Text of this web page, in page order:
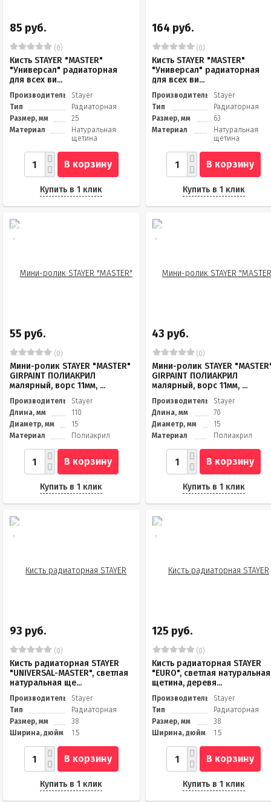
85 руб.
(0)
Кисть STAYER "MASTER"
"Универсал" радиаторная
для всех ви...
Производитель
Stayer
Тип
Радиаторная
Размер, мм
25
Материал
Натуральная
щетина
В корзину
Купить в 1 клик
164 руб.
(0)
Кисть STAYER "MASTER"
"Универсал" радиаторная
для всех ви...
Производитель
Stayer
Тип
Радиаторная
Размер, мм
63
Материал
Натуральная
щетина
В корзину
Купить в 1 клик
55 руб.
(0)
Мини-ролик STAYER "MASTER"
GIRPAINT ПОЛИАКРИЛ
малярный, ворс 11мм, ...
Производитель
Stayer
Длина, мм
110
Диаметр, мм
15
Материал
Полиакрил
В корзину
Купить в 1 клик
43 руб.
(0)
Мини-ролик STAYER
GIRPAINT ПОЛИАКРИЛ
малярный, ворс 11мм, ...
Производитель
Stayer
Длина, мм
70
Диаметр, мм
15
Материал
Полиакрил
В корзину
Купить в 1 клик
93 руб.
(0)
Кисть радиаторная STAYER
"UNIVERSAL-MASTER", светлая
натуральная ще...
Производитель
Stayer
Тип
Радиаторная
Размер, мм
38
Ширина, дюйм
1.5
В корзину
Купить в 1 клик
125 руб.
(0)
Кисть радиаторная STAYER
"EURO", светлая натуральная
щетина, деревя...
Производитель
Stayer
Тип
Радиаторная
Размер, мм
38
Ширина, дюйм
1.5
В корзину
Купить в 1 клик